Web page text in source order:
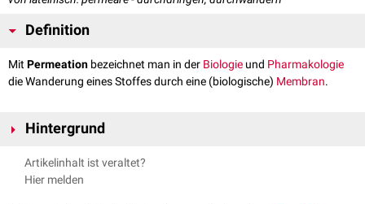
Definition
MitPermeation bezeichnet man in der Biologie und Pharmakologie
die Wanderung eines Stoffes durch eine (biologische) Membran.
Hintergrund
Die Permeation vollzieht sich in drei Teilschritten:
Sorption: Die in der Flüssigkeit gelösten oder
Artikelinhalt ist veraltet?
Hier melden